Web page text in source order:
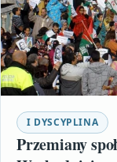
I DYSCYPLINA
Przemiany